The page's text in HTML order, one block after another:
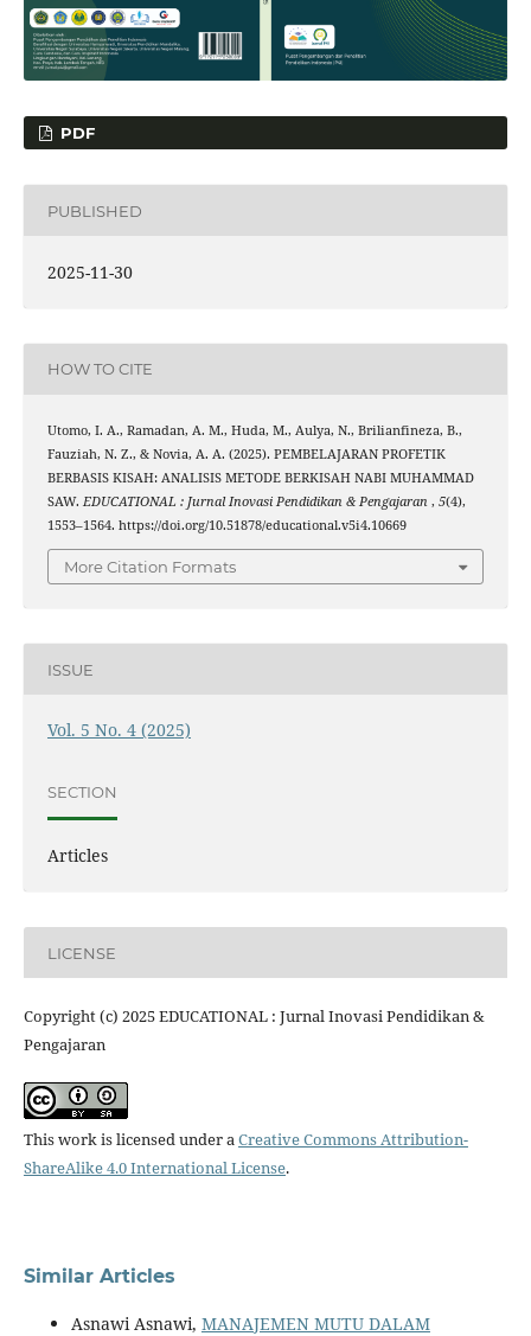
PDF
PUBLISHED
2025-11-30
HOW TO CITE
Utomo, I. A., Ramadan, A. M., Huda, M., Aulya, N., Brilianfineza, B.,
Fauziah, N. Z., & Novia, A. A. (2025). PEMBELAJARAN PROFETIK
BERBASIS KISAH: ANALISIS METODE BERKISAH NABI MUHAMMAD
SAW. EDUCATIONAL : Jurnal Inovasi Pendidikan & Pengajaran , 5(4),
1553–1564. https://doi.org/10.51878/educational.v5i4.10669
More Citation Formats
ISSUE
Vol. 5 No. 4 (2025)
SECTION
Articles
LICENSE
Copyright (c) 2025 EDUCATIONAL : Jurnal Inovasi Pendidikan &
Pengajaran
This work is licensed under aCreative Commons Attribution-
ShareAlike 4.0 International License.
Similar Articles
Asnawi Asnawi, MANAJEMEN MUTU DALAM